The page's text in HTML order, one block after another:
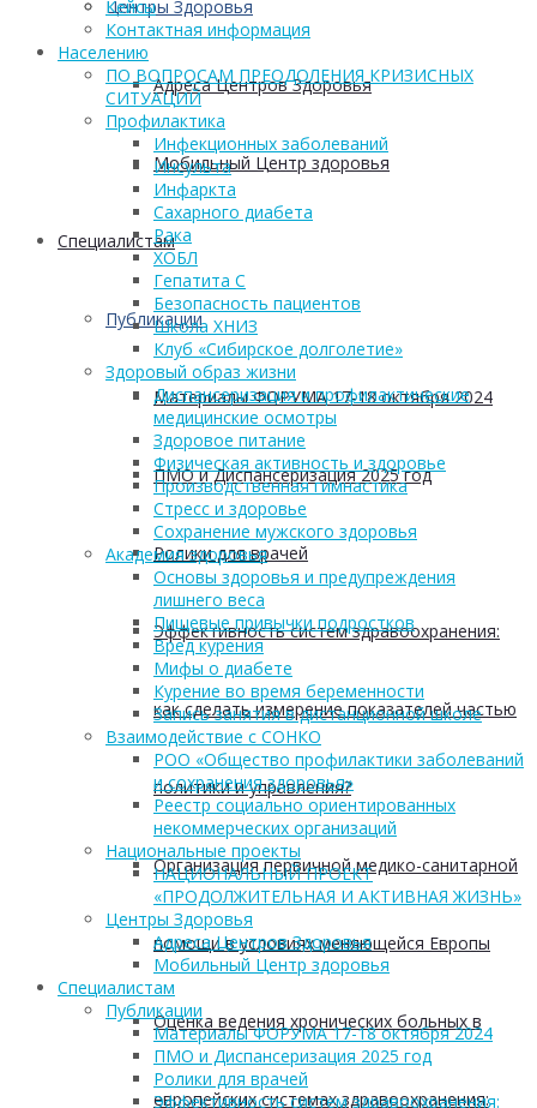
Центры Здоровья
Адреса Центров Здоровья
Мобильный Центр здоровья
Cпециалистам
Публикации
Материалы ФОРУМА 17-18 октября 2024
ПМО и Диспансеризация 2025 год
Ролики для врачей
Эффективность систем здравоохранения:
как сделать измерение показателей частью
политики и управления?
Организация первичной медико-санитарной
помощи в условиях меняющейся Европы
Оценка ведения хронических больных в
европейских системах здравоохранения:
Кейсы
Контактная информация
Населению
ПО ВОПРОСАМ ПРЕОДОЛЕНИЯ КРИЗИСНЫХ
СИТУАЦИЙ
Профилактика
Инфекционных заболеваний
Инсульта
Инфаркта
Сахарного диабета
Рака
ХОБЛ
Гепатита С
Безопасность пациентов
Школа ХНИЗ
Клуб «Сибирское долголетие»
Здоровый образ жизни
Диспансеризация и профилактические
медицинские осмотры
Здоровое питание
Физическая активность и здоровье
Производственная гимнастика
Стресс и здоровье
Сохранение мужского здоровья
Академия здоровья
Основы здоровья и предупреждения
лишнего веса
Пищевые привычки подростков
Вред курения
Мифы о диабете
Курение во время беременности
Запись занятия в дистанционной школе
Взаимодействие с СОНКО
РОО «Общество профилактики заболеваний
и сохранения здоровья»
Реестр социально ориентированных
некоммерческих организаций
Национальные проекты
НАЦИОНАЛЬНЫЙ ПРОЕКТ
«ПРОДОЛЖИТЕЛЬНАЯ И АКТИВНАЯ ЖИЗНЬ»
Центры Здоровья
Адреса Центров Здоровья
Мобильный Центр здоровья
Cпециалистам
Публикации
Материалы ФОРУМА 17-18 октября 2024
ПМО и Диспансеризация 2025 год
Ролики для врачей
Эффективность систем здравоохранения: